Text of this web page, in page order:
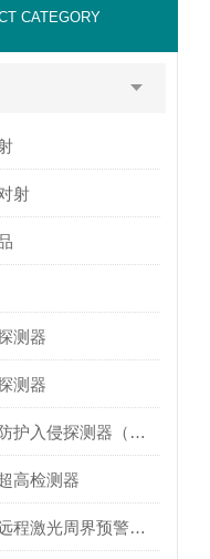
CATEGORY
射
测器
测器
铁路站台端部防护入侵探测器（对射式）
高检测器
飞天智能分区远程激光周界预警雷达